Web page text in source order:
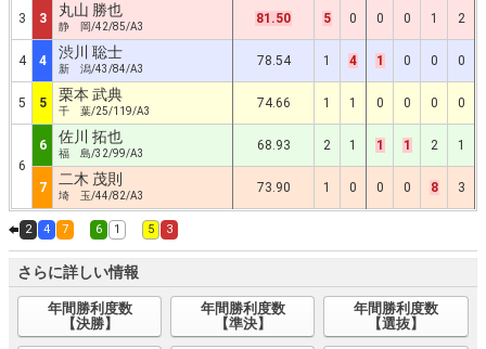
3 3 丸山 勝也
静 岡/42/85/A3
81.50 5 0 0 0 1 2
4 4 渋川 聡士
新 潟/43/84/A3
78.54 1 4 1 0 0 0
5 5 栗本 武典
千 葉/25/119/A3
74.66 1 1 0 0 0 0
6
6 佐川 拓也
福 島/32/99/A3
68.93 2 1 1 1 2 1
7 二木 茂則
埼 玉/44/82/A3
73.90 1 0 0 0 8 3
2 4 7 6 1 5 3
さらに詳しい情報
年間勝利度数
【決勝】
年間勝利度数
【準決】
年間勝利度数
【選抜】